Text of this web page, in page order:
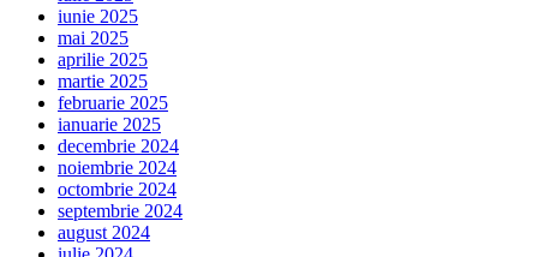
iunie 2025
mai 2025
aprilie 2025
martie 2025
februarie 2025
ianuarie 2025
decembrie 2024
noiembrie 2024
octombrie 2024
septembrie 2024
august 2024